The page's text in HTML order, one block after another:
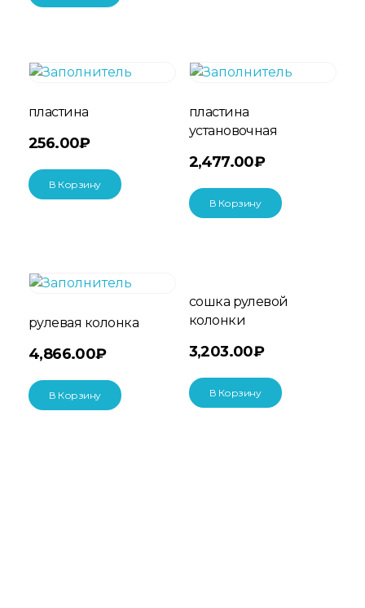
пластина
256.00₽
В Корзину
пластина
установочная
2,477.00₽
В Корзину
рулевая колонка
4,866.00₽
В Корзину
сошка рулевой
колонки
3,203.00₽
В Корзину